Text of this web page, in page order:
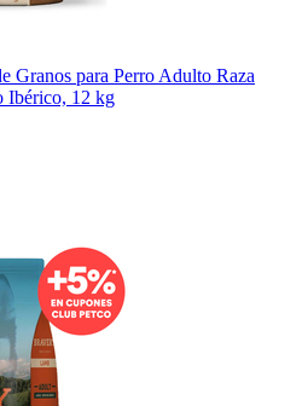
Granos para Perro Adulto Raza
Ibérico, 12 kg